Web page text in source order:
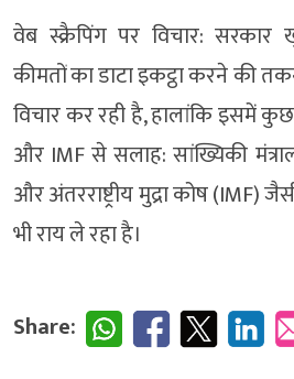
वेब स्क्रैपिंग पर विचार:
कीमतों का डाटा इकट्ठा करने की
विचार कर रही है, हालांकि इसमें
और IMF से सलाह: सांख्यिकी
और अंतरराष्ट्रीय मुद्रा कोष (IMF)
भी राय ले रहा है।
Share: